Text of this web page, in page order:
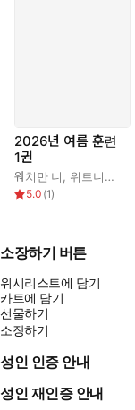
2026년 여름 훈련
1권
워치만 니 위트니스 리
5.0 (1)
소장하기 버튼
위시리스트에 담기
카트에 담기
선물하기
소장하기
성인 인증 안내
성인 재인증 안내